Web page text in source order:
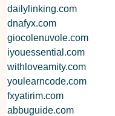
dailylinking.com
dnafyx.com
giocolenuvole.com
iyouessential.com
withloveamity.com
youlearncode.com
fxyatirim.com
abbuguide.com